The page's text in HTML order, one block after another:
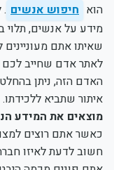
הוא חיפוש אנשים .
מידע על אנשים, תלוי
שאיתו אתם
לאתר אדם שחייב
האדם הזה, ניתן
איתור שתביא ללכידתו.
מוצאים את המידע
כאשר אתם רוצים
חשוב לדעת לאיזו